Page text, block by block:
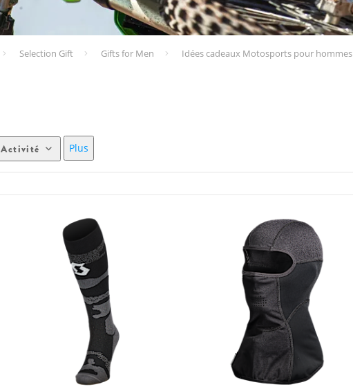
Selection Gift Gifts for Men Idées cadeaux Motosports pour hommes
Activité Plus